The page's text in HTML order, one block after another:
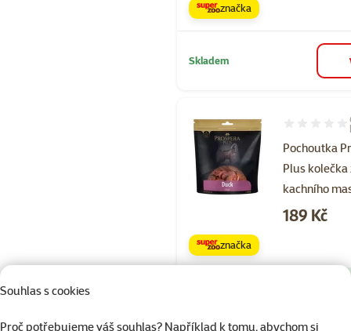
Souhlas s cookies
Proč potřebujeme váš souhlas? Například k tomu, abychom si
značka
Skladem
Pochoutka
Plus kolečka
kachního
Hodnocení
Cena
189 Kč
značka
Kupte 4 psí pamlsky a 1